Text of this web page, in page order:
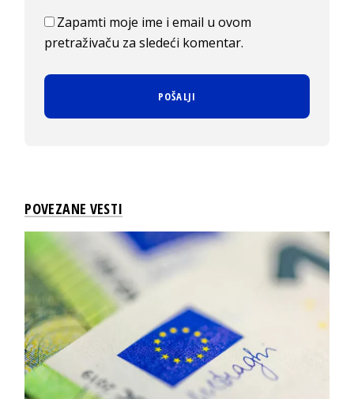
Zapamti moje ime i email u ovom
pretraživaču za sledeći komentar.
POVEZANE VESTI